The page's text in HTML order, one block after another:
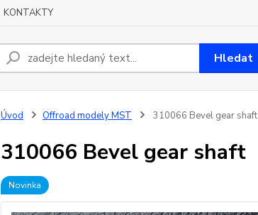
KONTAKTY
Hledat
Úvod Offroad modely MST 310066 Bevel gear shaft
310066 Bevel gear shaft
Novinka